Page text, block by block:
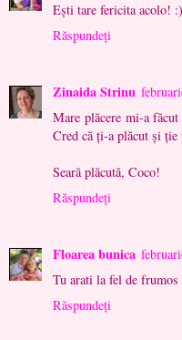
Ești tare fericita acolo! :)
Răspundeți
Zinaida Strinu
Mare plăcere mi-a
Cred că ți-a plăcut și ție
Seară plăcută, Coco!
Răspundeți
Floarea bunica
Tu arati la fel de frumos
Răspundeți